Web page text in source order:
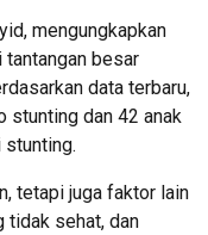
mengungkapkan
tantangan besar
data terbaru,
stunting dan 42 anak
tetapi juga faktor lain
tidak sehat, dan